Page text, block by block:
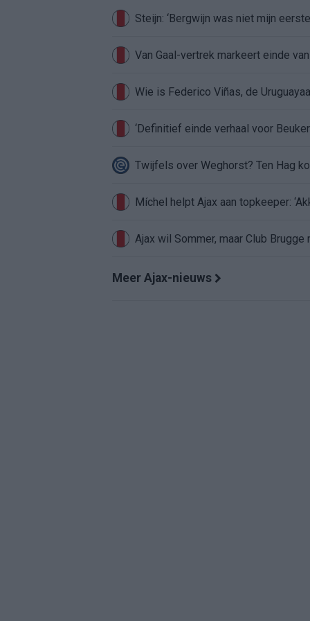
Steijn: ‘Bergwijn was niet mijn
Van Gaal-vertrek markeert einde
Wie is Federico Viñas, de
‘Definitief einde verhaal voor Beuker
Twijfels over Weghorst? Ten Hag
Míchel helpt Ajax aan topkeeper:
Ajax wil Sommer, maar Club Brugge
Meer Ajax-nieuws